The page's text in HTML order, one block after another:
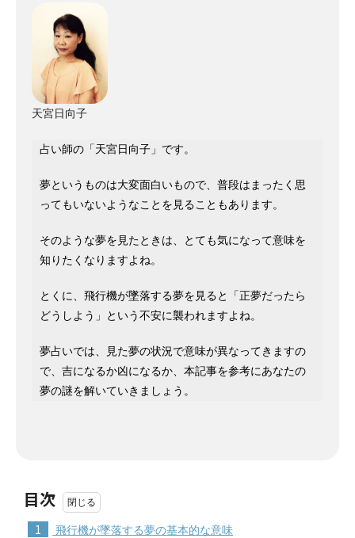
天宮日向子
占い師の「天宮日向子」です。
夢というものは大変面白いもので、普段はまったく思
ってもいないようなことを見ることもあります。
そのような夢を見たときは、とても気になって意味を
知りたくなりますよね。
とくに、飛行機が墜落する夢を見ると「正夢だったら
どうしよう」という不安に襲われますよね。
夢占いでは、見た夢の状況で意味が異なってきますの
で、吉になるか凶になるか、本記事を参考にあなたの
夢の謎を解いていきましょう。
目次
1 飛行機が墜落する夢の基本的な意味